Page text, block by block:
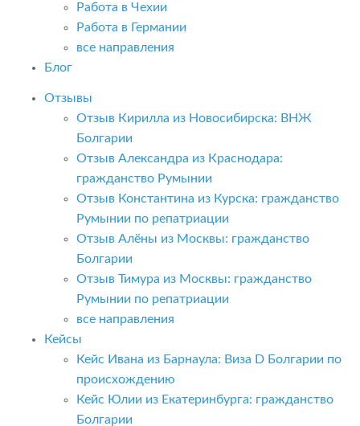
Работа в Чехии
Работа в Германии
все направления
Блог
Отзывы
Отзыв Кирилла из Новосибирска: ВНЖ
Болгарии
Отзыв Александра из Краснодара:
гражданство Румынии
Отзыв Константина из Курска: гражданство
Румынии по репатриации
Отзыв Алёны из Москвы: гражданство
Болгарии
Отзыв Тимура из Москвы: гражданство
Румынии по репатриации
все направления
Кейсы
Кейс Ивана из Барнаула: Виза D Болгарии по
происхождению
Кейс Юлии из Екатеринбурга: гражданство
Болгарии